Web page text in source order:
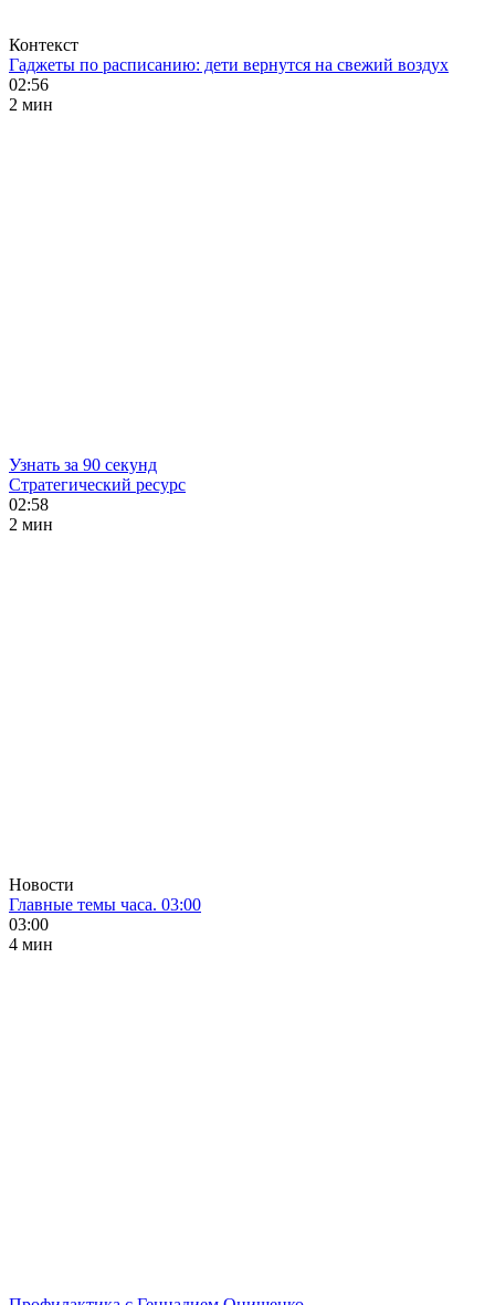
Контекст
Гаджеты по расписанию: дети вернутся на свежий воздух
02:56
2 мин
Узнать за 90 секунд
Стратегический ресурс
02:58
2 мин
Новости
Главные темы часа. 03:00
03:00
4 мин